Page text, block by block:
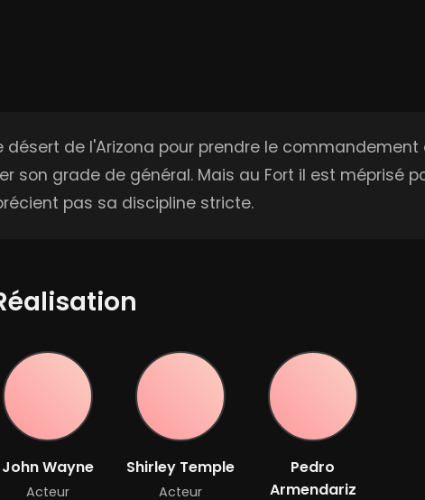
désert de l'Arizona pour prendre le
son grade de général. Mais au Fort il est méprisé
pas sa discipline stricte.
John Wayne
Acteur
Shirley Temple
Acteur
Pedro
Armendariz